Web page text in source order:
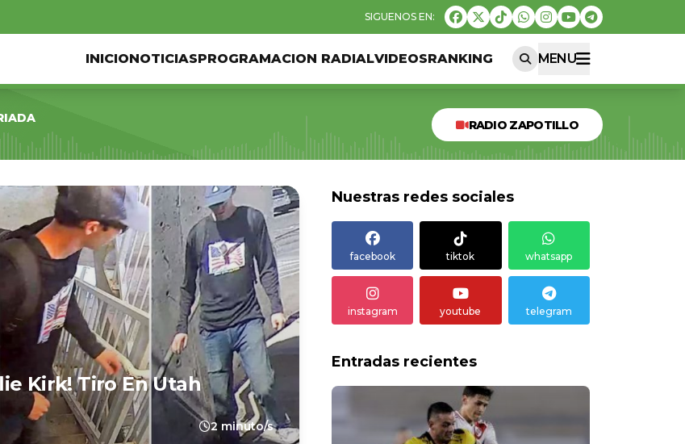
INICIONOTICIASPROGRAMACION RADIALVIDEOSRANKING MENU
RADIO ZAPOTILLO
Kirk! Tiro En Utah
2 minuto/s
Nuestras redes sociales
facebook tiktok whatsapp
instagram youtube telegram
Entradas recientes